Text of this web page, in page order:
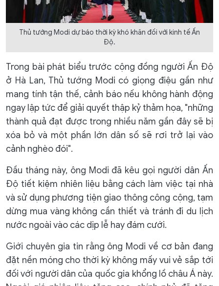
Thủ tướng Modi dự báo thời kỳ khó khăn đối với kinh tế Ấn
Độ.
Trong bài phát biểu trước cộng đồng người Ấn Độ
ở Hà Lan, Thủ tướng Modi có giọng điệu gần như
mang tính tận thế, cảnh báo nếu không hành động
ngay lập tức để giải quyết thập kỷ thảm họa, "những
thành quả đạt được trong nhiều năm gần đây sẽ bị
xóa bỏ và một phần lớn dân số sẽ rơi trở lại vào
cảnh nghèo đói".
Đầu tháng này, ông Modi đã kêu gọi người dân Ấn
Độ tiết kiệm nhiên liệu bằng cách làm việc tại nhà
và sử dụng phương tiện giao thông công cộng, tạm
dừng mua vàng không cần thiết và tránh đi du lịch
nước ngoài vào các dịp lễ hay đám cưới.
Giới chuyên gia tin rằng ông Modi về cơ bản đang
đặt nền móng cho thời kỳ không mấy vui vẻ sắp tới
đối với người dân của quốc gia khổng lồ châu Á này.